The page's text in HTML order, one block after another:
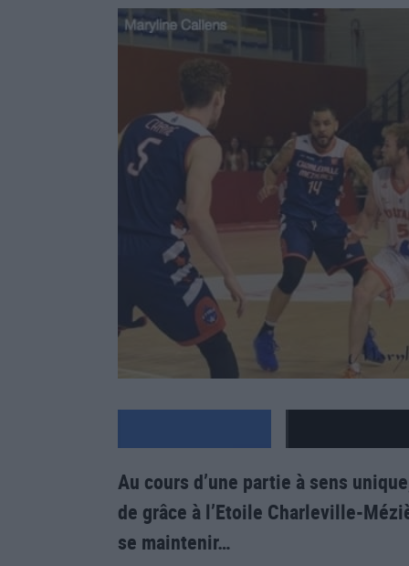
Au cours d’une partie à sens
de grâce à l’Etoile Charleville-
se maintenir…